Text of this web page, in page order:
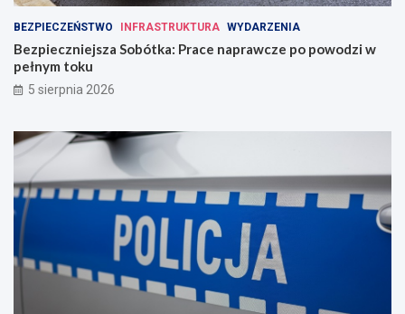
BEZPIECZEŃSTWO INFRASTRUKTURA WYDARZENIA
Bezpieczniejsza Sobótka: Prace naprawcze po powodzi w
pełnym toku
5 sierpnia 2026